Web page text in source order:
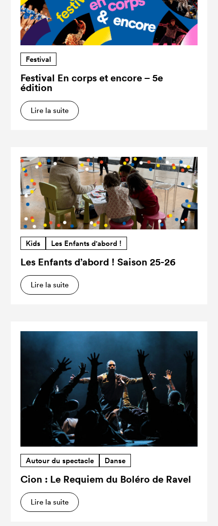
Festival
Festival En corps et encore – 5e
édition
Lire la suite
Kids Les Enfants d'abord !
Les Enfants d’abord ! Saison 25-26
Lire la suite
Autour du spectacle Danse
Cion : Le Requiem du Boléro de Ravel
Lire la suite